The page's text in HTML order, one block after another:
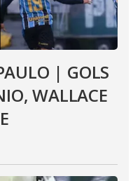
| GOLS
WALLACE